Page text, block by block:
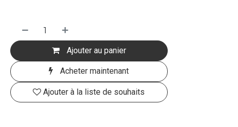
Ajouter au panier
Acheter maintenant
Ajouter à la liste de souhaits